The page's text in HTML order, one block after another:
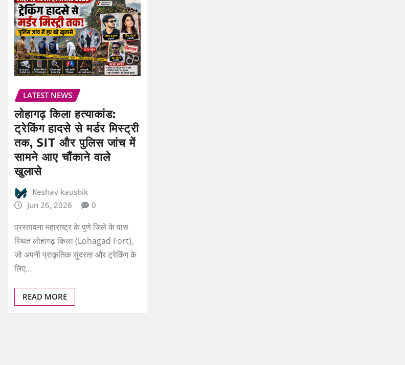
LATEST NEWS
लोहागढ़ किला हत्याकांड:
ट्रेकिंग हादसे से मर्डर मिस्ट्री
तक, SIT और पुलिस जांच में
सामने आए चौंकाने वाले
खुलासे
Keshav kaushik
Jun 26, 2026
0
प्रस्तावना महाराष्ट्र के पुणे जिले के पास
स्थित लोहागढ़ किला (Lohagad Fort),
जो अपनी प्राकृतिक सुंदरता और ट्रेकिंग के
लिए…
READ MORE